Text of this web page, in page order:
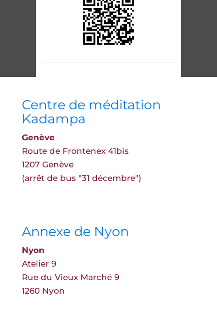
Centre de méditation
Kadampa
Genève
Route de Frontenex 41bis
1207 Genève
(arrêt de bus "31 décembre")
Annexe de Nyon
Nyon
Atelier 9
Rue du Vieux Marché 9
1260 Nyon